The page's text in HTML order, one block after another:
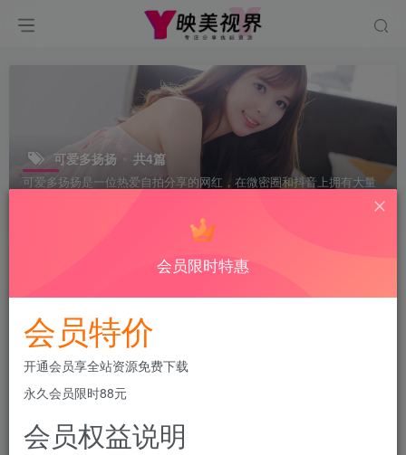
可爱多扬扬 共4篇
可爱多扬扬是一位热爱自拍分享的网红，在微密圈和抖音上拥有大量
点赞 评论
会员限时特惠
会员特价
开通会员享全站资源免费下载
永久会员限时88元
会员权益说明